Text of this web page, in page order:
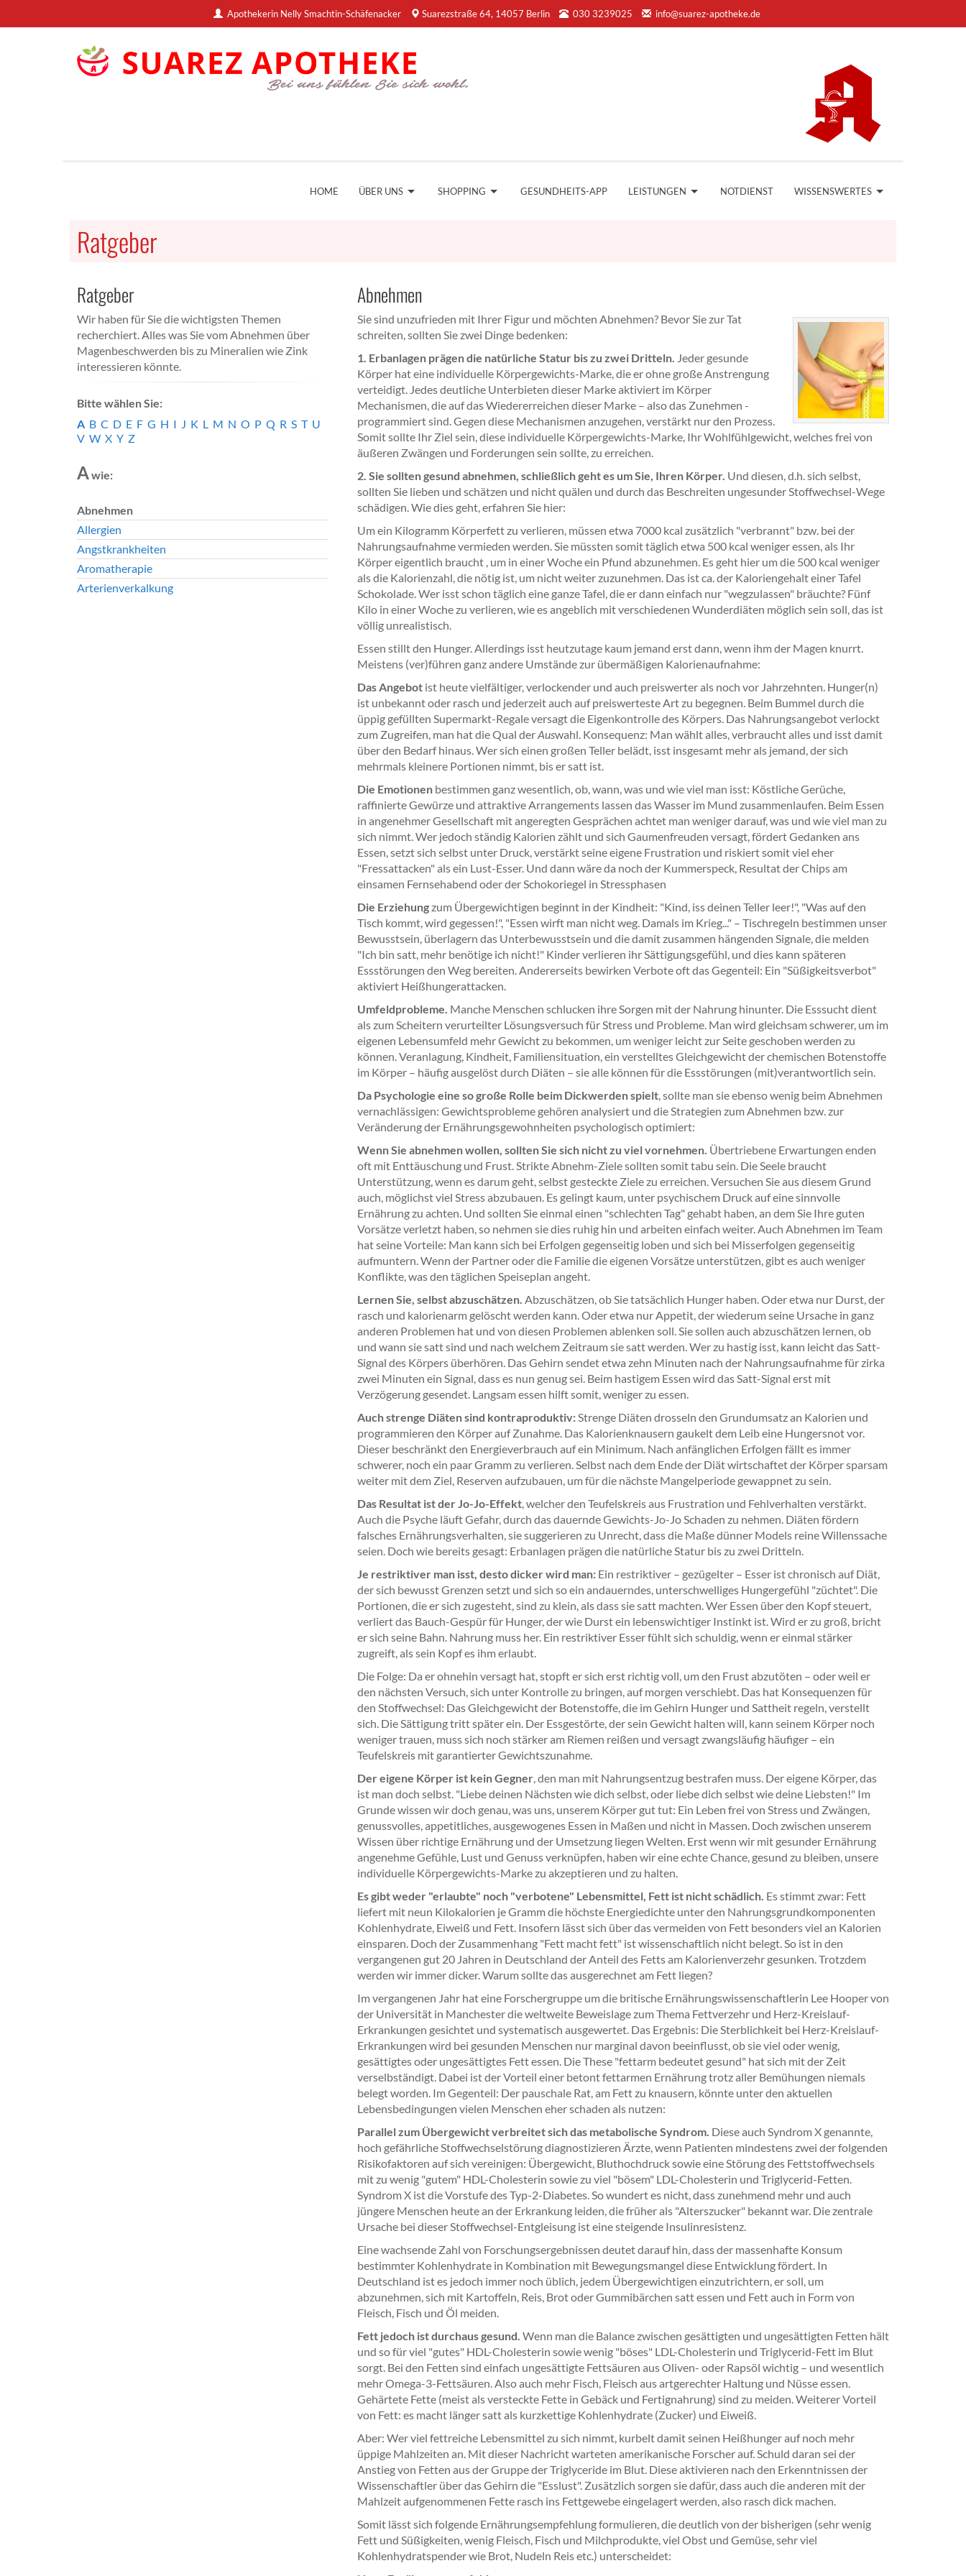
Apothekerin Nelly Smachtin-Schäfenacker Suarezstraße 64, 14057 Berlin 030 3239025 info@suarez-apotheke.de
HOME ÜBER UNS SHOPPING GESUNDHEITS-APP LEISTUNGEN NOTDIENST WISSENSWERTES
Ratgeber
Ratgeber
Wir haben für Sie die wichtigsten Themen
recherchiert. Alles was Sie vom Abnehmen über
Magenbeschwerden bis zu Mineralien wie Zink
interessieren könnte.
Bitte wählen Sie:
A B C D E F G H I J K L M N O P Q R S T U
V W X Y Z
Awie:
Abnehmen
Allergien
Angstkrankheiten
Aromatherapie
Arterienverkalkung
Abnehmen
Sie sind unzufrieden mit Ihrer Figur und möchten Abnehmen? Bevor Sie zur Tat
schreiten, sollten Sie zwei Dinge bedenken:
1. Erbanlagen prägen die natürliche Statur bis zu zwei Dritteln. Jeder gesunde
Körper hat eine individuelle Körpergewichts-Marke, die er ohne große Anstrengung
verteidigt. Jedes deutliche Unterbieten dieser Marke aktiviert im Körper
Mechanismen, die auf das Wiedererreichen dieser Marke – also das Zunehmen -
programmiert sind. Gegen diese Mechanismen anzugehen, verstärkt nur den Prozess.
Somit sollte Ihr Ziel sein, diese individuelle Körpergewichts-Marke, Ihr Wohlfühlgewicht, welches frei von
äußeren Zwängen und Forderungen sein sollte, zu erreichen.
2. Sie sollten gesund abnehmen, schließlich geht es um Sie, Ihren Körper. Und diesen, d.h. sich selbst,
sollten Sie lieben und schätzen und nicht quälen und durch das Beschreiten ungesunder Stoffwechsel-Wege
schädigen. Wie dies geht, erfahren Sie hier:
Um ein Kilogramm Körperfett zu verlieren, müssen etwa 7000 kcal zusätzlich "verbrannt" bzw. bei der
Nahrungsaufnahme vermieden werden. Sie müssten somit täglich etwa 500 kcal weniger essen, als Ihr
Körper eigentlich braucht , um in einer Woche ein Pfund abzunehmen. Es geht hier um die 500 kcal weniger
als die Kalorienzahl, die nötig ist, um nicht weiter zuzunehmen. Das ist ca. der Kaloriengehalt einer Tafel
Schokolade. Wer isst schon täglich eine ganze Tafel, die er dann einfach nur "wegzulassen" bräuchte? Fünf
Kilo in einer Woche zu verlieren, wie es angeblich mit verschiedenen Wunderdiäten möglich sein soll, das ist
völlig unrealistisch.
Essen stillt den Hunger. Allerdings isst heutzutage kaum jemand erst dann, wenn ihm der Magen knurrt.
Meistens (ver)führen ganz andere Umstände zur übermäßigen Kalorienaufnahme:
Das Angebot ist heute vielfältiger, verlockender und auch preiswerter als noch vor Jahrzehnten. Hunger(n)
ist unbekannt oder rasch und jederzeit auch auf preiswerteste Art zu begegnen. Beim Bummel durch die
üppig gefüllten Supermarkt-Regale versagt die Eigenkontrolle des Körpers. Das Nahrungsangebot verlockt
zum Zugreifen, man hat die Qual derAuswahl. Konsequenz: Man wählt alles, verbraucht alles und isst damit
über den Bedarf hinaus. Wer sich einen großen Teller belädt, isst insgesamt mehr als jemand, der sich
mehrmals kleinere Portionen nimmt, bis er satt ist.
Die Emotionen bestimmen ganz wesentlich, ob, wann, was und wie viel man isst: Köstliche Gerüche,
raffinierte Gewürze und attraktive Arrangements lassen das Wasser im Mund zusammenlaufen. Beim Essen
in angenehmer Gesellschaft mit angeregten Gesprächen achtet man weniger darauf, was und wie viel man zu
sich nimmt. Wer jedoch ständig Kalorien zählt und sich Gaumenfreuden versagt, fördert Gedanken ans
Essen, setzt sich selbst unter Druck, verstärkt seine eigene Frustration und riskiert somit viel eher
"Fressattacken" als ein Lust-Esser. Und dann wäre da noch der Kummerspeck, Resultat der Chips am
einsamen Fernsehabend oder der Schokoriegel in Stressphasen
Die Erziehungzum Übergewichtigen beginnt in der Kindheit: "Kind, iss deinen Teller leer!", "Was auf den
Tisch kommt, wird gegessen!", "Essen wirft man nicht weg. Damals im Krieg..." – Tischregeln bestimmen unser
Bewusstsein, überlagern das Unterbewusstsein und die damit zusammen hängenden Signale, die melden
"Ich bin satt, mehr benötige ich nicht!" Kinder verlieren ihr Sättigungsgefühl, und dies kann späteren
Essstörungen den Weg bereiten. Andererseits bewirken Verbote oft das Gegenteil: Ein "Süßigkeitsverbot"
aktiviert Heißhungerattacken.
Umfeldprobleme. Manche Menschen schlucken ihre Sorgen mit der Nahrung hinunter. Die Esssucht dient
als zum Scheitern verurteilter Lösungsversuch für Stress und Probleme. Man wird gleichsam schwerer, um im
eigenen Lebensumfeld mehr Gewicht zu bekommen, um weniger leicht zur Seite geschoben werden zu
können. Veranlagung, Kindheit, Familiensituation, ein verstelltes Gleichgewicht der chemischen Botenstoffe
im Körper – häufig ausgelöst durch Diäten – sie alle können für die Essstörungen (mit)verantwortlich sein.
Da Psychologie eine so große Rolle beim Dickwerden spielt, sollte man sie ebenso wenig beim Abnehmen
vernachlässigen: Gewichtsprobleme gehören analysiert und die Strategien zum Abnehmen bzw. zur
Veränderung der Ernährungsgewohnheiten psychologisch optimiert:
Wenn Sie abnehmen wollen, sollten Sie sich nicht zu viel vornehmen. Übertriebene Erwartungen enden
oft mit Enttäuschung und Frust. Strikte Abnehm-Ziele sollten somit tabu sein. Die Seele braucht
Unterstützung, wenn es darum geht, selbst gesteckte Ziele zu erreichen. Versuchen Sie aus diesem Grund
auch, möglichst viel Stress abzubauen. Es gelingt kaum, unter psychischem Druck auf eine sinnvolle
Ernährung zu achten. Und sollten Sie einmal einen "schlechten Tag" gehabt haben, an dem Sie Ihre guten
Vorsätze verletzt haben, so nehmen sie dies ruhig hin und arbeiten einfach weiter. Auch Abnehmen im Team
hat seine Vorteile: Man kann sich bei Erfolgen gegenseitig loben und sich bei Misserfolgen gegenseitig
aufmuntern. Wenn der Partner oder die Familie die eigenen Vorsätze unterstützen, gibt es auch weniger
Konflikte, was den täglichen Speiseplan angeht.
Lernen Sie, selbst abzuschätzen. Abzuschätzen, ob Sie tatsächlich Hunger haben. Oder etwa nur Durst, der
rasch und kalorienarm gelöscht werden kann. Oder etwa nur Appetit, der wiederum seine Ursache in ganz
anderen Problemen hat und von diesen Problemen ablenken soll. Sie sollen auch abzuschätzen lernen, ob
und wann sie satt sind und nach welchem Zeitraum sie satt werden. Wer zu hastig isst, kann leicht das Satt-
Signal des Körpers überhören. Das Gehirn sendet etwa zehn Minuten nach der Nahrungsaufnahme für zirka
zwei Minuten ein Signal, dass es nun genug sei. Beim hastigem Essen wird das Satt-Signal erst mit
Verzögerung gesendet. Langsam essen hilft somit, weniger zu essen.
Auch strenge Diäten sind kontraproduktiv:Strenge Diäten drosseln den Grundumsatz an Kalorien und
programmieren den Körper auf Zunahme. Das Kalorienknausern gaukelt dem Leib eine Hungersnot vor.
Dieser beschränkt den Energieverbrauch auf ein Minimum. Nach anfänglichen Erfolgen fällt es immer
schwerer, noch ein paar Gramm zu verlieren. Selbst nach dem Ende der Diät wirtschaftet der Körper sparsam
weiter mit dem Ziel, Reserven aufzubauen, um für die nächste Mangelperiode gewappnet zu sein.
Das Resultat ist der Jo-Jo-Effekt, welcher den Teufelskreis aus Frustration und Fehlverhalten verstärkt.
Auch die Psyche läuft Gefahr, durch das dauernde Gewichts-Jo-Jo Schaden zu nehmen. Diäten fördern
falsches Ernährungsverhalten, sie suggerieren zu Unrecht, dass die Maße dünner Models reine Willenssache
seien. Doch wie bereits gesagt: Erbanlagen prägen die natürliche Statur bis zu zwei Dritteln.
Je restriktiver man isst, desto dicker wird man: Ein restriktiver – gezügelter – Esser ist chronisch auf Diät,
der sich bewusst Grenzen setzt und sich so ein andauerndes, unterschwelliges Hungergefühl "züchtet". Die
Portionen, die er sich zugesteht, sind zu klein, als dass sie satt machten. Wer Essen über den Kopf steuert,
verliert das Bauch-Gespür für Hunger, der wie Durst ein lebenswichtiger Instinkt ist. Wird er zu groß, bricht
er sich seine Bahn. Nahrung muss her. Ein restriktiver Esser fühlt sich schuldig, wenn er einmal stärker
zugreift, als sein Kopf es ihm erlaubt.
Die Folge: Da er ohnehin versagt hat, stopft er sich erst richtig voll, um den Frust abzutöten – oder weil er
den nächsten Versuch, sich unter Kontrolle zu bringen, auf morgen verschiebt. Das hat Konsequenzen für
den Stoffwechsel: Das Gleichgewicht der Botenstoffe, die im Gehirn Hunger und Sattheit regeln, verstellt
sich. Die Sättigung tritt später ein. Der Essgestörte, der sein Gewicht halten will, kann seinem Körper noch
weniger trauen, muss sich noch stärker am Riemen reißen und versagt zwangsläufig häufiger – ein
Teufelskreis mit garantierter Gewichtszunahme.
Der eigene Körper ist kein Gegner, den man mit Nahrungsentzug bestrafen muss. Der eigene Körper, das
ist man doch selbst. "Liebe deinen Nächsten wie dich selbst, oder liebe dich selbst wie deine Liebsten!" Im
Grunde wissen wir doch genau, was uns, unserem Körper gut tut: Ein Leben frei von Stress und Zwängen,
genussvolles, appetitliches, ausgewogenes Essen in Maßen und nicht in Massen. Doch zwischen unserem
Wissen über richtige Ernährung und der Umsetzung liegen Welten. Erst wenn wir mit gesunder Ernährung
angenehme Gefühle, Lust und Genuss verknüpfen, haben wir eine echte Chance, gesund zu bleiben, unsere
individuelle Körpergewichts-Marke zu akzeptieren und zu halten.
Es gibt weder "erlaubte" noch "verbotene" Lebensmittel, Fett ist nicht schädlich. Es stimmt zwar: Fett
liefert mit neun Kilokalorien je Gramm die höchste Energiedichte unter den Nahrungsgrundkomponenten
Kohlenhydrate, Eiweiß und Fett. Insofern lässt sich über das vermeiden von Fett besonders viel an Kalorien
einsparen. Doch der Zusammenhang "Fett macht fett" ist wissenschaftlich nicht belegt. So ist in den
vergangenen gut 20 Jahren in Deutschland der Anteil des Fetts am Kalorienverzehr gesunken. Trotzdem
werden wir immer dicker. Warum sollte das ausgerechnet am Fett liegen?
Im vergangenen Jahr hat eine Forschergruppe um die britische Ernährungswissenschaftlerin Lee Hooper von
der Universität in Manchester die weltweite Beweislage zum Thema Fettverzehr und Herz-Kreislauf-
Erkrankungen gesichtet und systematisch ausgewertet. Das Ergebnis: Die Sterblichkeit bei Herz-Kreislauf-
Erkrankungen wird bei gesunden Menschen nur marginal davon beeinflusst, ob sie viel oder wenig,
gesättigtes oder ungesättigtes Fett essen. Die These "fettarm bedeutet gesund" hat sich mit der Zeit
verselbständigt. Dabei ist der Vorteil einer betont fettarmen Ernährung trotz aller Bemühungen niemals
belegt worden. Im Gegenteil: Der pauschale Rat, am Fett zu knausern, könnte unter den aktuellen
Lebensbedingungen vielen Menschen eher schaden als nutzen:
Parallel zum Übergewicht verbreitet sich das metabolische Syndrom. Diese auch Syndrom X genannte,
hoch gefährliche Stoffwechselstörung diagnostizieren Ärzte, wenn Patienten mindestens zwei der folgenden
Risikofaktoren auf sich vereinigen: Übergewicht, Bluthochdruck sowie eine Störung des Fettstoffwechsels
mit zu wenig "gutem" HDL-Cholesterin sowie zu viel "bösem" LDL-Cholesterin und Triglycerid-Fetten.
Syndrom X ist die Vorstufe des Typ-2-Diabetes. So wundert es nicht, dass zunehmend mehr und auch
jüngere Menschen heute an der Erkrankung leiden, die früher als "Alterszucker" bekannt war. Die zentrale
Ursache bei dieser Stoffwechsel-Entgleisung ist eine steigende Insulinresistenz.
Eine wachsende Zahl von Forschungsergebnissen deutet darauf hin, dass der massenhafte Konsum
bestimmter Kohlenhydrate in Kombination mit Bewegungsmangel diese Entwicklung fördert. In
Deutschland ist es jedoch immer noch üblich, jedem Übergewichtigen einzutrichtern, er soll, um
abzunehmen, sich mit Kartoffeln, Reis, Brot oder Gummibärchen satt essen und Fett auch in Form von
Fleisch, Fisch und Öl meiden.
Fett jedoch ist durchaus gesund. Wenn man die Balance zwischen gesättigten und ungesättigten Fetten hält
und so für viel "gutes" HDL-Cholesterin sowie wenig "böses" LDL-Cholesterin und Triglycerid-Fett im Blut
sorgt. Bei den Fetten sind einfach ungesättigte Fettsäuren aus Oliven- oder Rapsöl wichtig – und wesentlich
mehr Omega-3-Fettsäuren. Also auch mehr Fisch, Fleisch aus artgerechter Haltung und Nüsse essen.
Gehärtete Fette (meist als versteckte Fette in Gebäck und Fertignahrung) sind zu meiden. Weiterer Vorteil
von Fett: es macht länger satt als kurzkettige Kohlenhydrate (Zucker) und Eiweiß.
Aber: Wer viel fettreiche Lebensmittel zu sich nimmt, kurbelt damit seinen Heißhunger auf noch mehr
üppige Mahlzeiten an. Mit dieser Nachricht warteten amerikanische Forscher auf. Schuld daran sei der
Anstieg von Fetten aus der Gruppe der Triglyceride im Blut. Diese aktivieren nach den Erkenntnissen der
Wissenschaftler über das Gehirn die "Esslust". Zusätzlich sorgen sie dafür, dass auch die anderen mit der
Mahlzeit aufgenommenen Fette rasch ins Fettgewebe eingelagert werden, also rasch dick machen.
Somit lässt sich folgende Ernährungsempfehlung formulieren, die deutlich von der bisherigen (sehr wenig
Fett und Süßigkeiten, wenig Fleisch, Fisch und Milchprodukte, viel Obst und Gemüse, sehr viel
Kohlenhydratspender wie Brot, Nudeln Reis etc.) unterscheidet: